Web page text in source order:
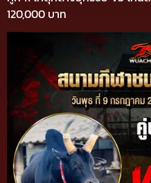
120,000 บาท